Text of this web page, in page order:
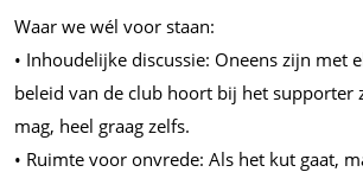
Waar we wél voor staan:
•⁠ ⁠Inhoudelijke discussie: Oneens zijn met
beleid van de club hoort bij het supporter
mag, heel graag zelfs.
•⁠ ⁠Ruimte voor onvrede: Als het kut gaat,